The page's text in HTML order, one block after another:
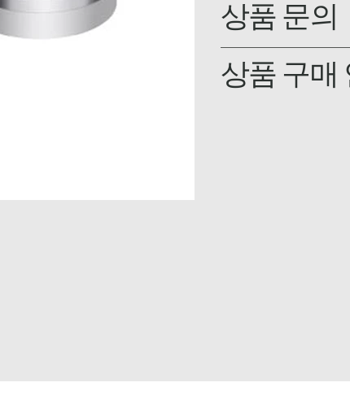
상품 문의
상품 구매